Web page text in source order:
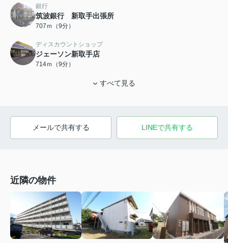
銀行
筑波銀行 新取手出張所
707ｍ（9分）
ディスカウントショップ
ジェーソン新取手店
714ｍ（9分）
すべて見る
メールで共有する LINEで共有する
近隣の物件